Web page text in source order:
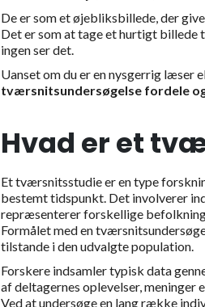
De er som et øjebliksbillede, der
Det er som at tage et hurtigt billede
ingen ser det.
Uanset om du er en nysgerrig læser
tværsnitsundersøgelse fordele
Hvad er et
Et tværsnitsstudie er en type
bestemt tidspunkt. Det involverer
repræsenterer forskellige
Formålet med en
tilstande i den udvalgte population.
Forskere indsamler typisk data
af deltagernes oplevelser, meninger
Ved at undersøge en lang række